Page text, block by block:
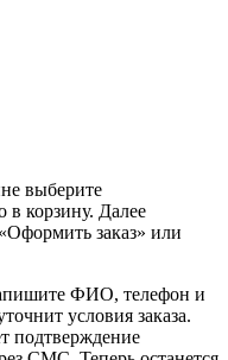
выберите
в корзину. Далее
заказ» или
ФИО, телефон и
условия заказа.
подтверждение